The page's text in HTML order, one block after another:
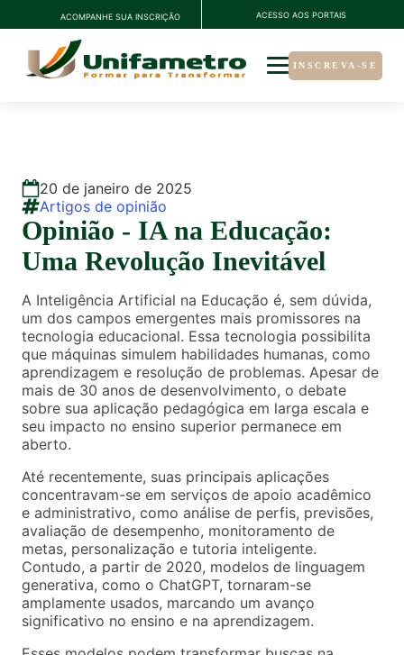
ACOMPANHE SUA INSCRIÇÃO ACESSO AOS PORTAIS
INSCREVA-SE
20 de janeiro de 2025
Artigos de opinião
Opinião - IA na Educação:
Uma Revolução Inevitável
A Inteligência Artificial na Educação é, sem dúvida,
um dos campos emergentes mais promissores na
tecnologia educacional. Essa tecnologia possibilita
que máquinas simulem habilidades humanas, como
aprendizagem e resolução de problemas. Apesar de
mais de 30 anos de desenvolvimento, o debate
sobre sua aplicação pedagógica em larga escala e
seu impacto no ensino superior permanece em
aberto.
Até recentemente, suas principais aplicações
concentravam-se em serviços de apoio acadêmico
e administrativo, como análise de perfis, previsões,
avaliação de desempenho, monitoramento de
metas, personalização e tutoria inteligente.
Contudo, a partir de 2020, modelos de linguagem
generativa, como o ChatGPT, tornaram-se
amplamente usados, marcando um avanço
significativo no ensino e na aprendizagem.